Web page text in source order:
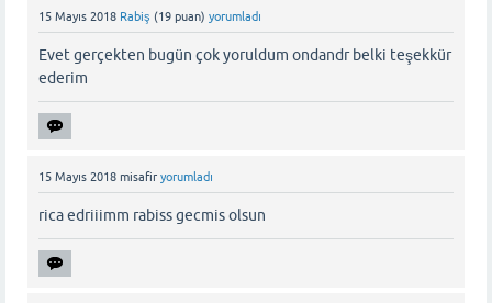
15 Mayıs 2018 Rabiş (19 puan) yorumladı
Evet gerçekten bugün çok yoruldum ondandr belki teşekkür
ederim
15 Mayıs 2018 misafir yorumladı
rica edriiimm rabiss gecmis olsun